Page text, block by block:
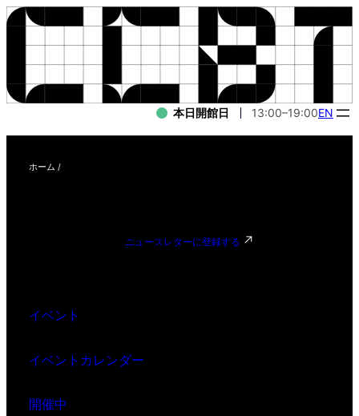
本日開館日 13:00–19:00EN
ホーム /
ニュースレターに登録する
イベント
イベントカレンダー
開催中